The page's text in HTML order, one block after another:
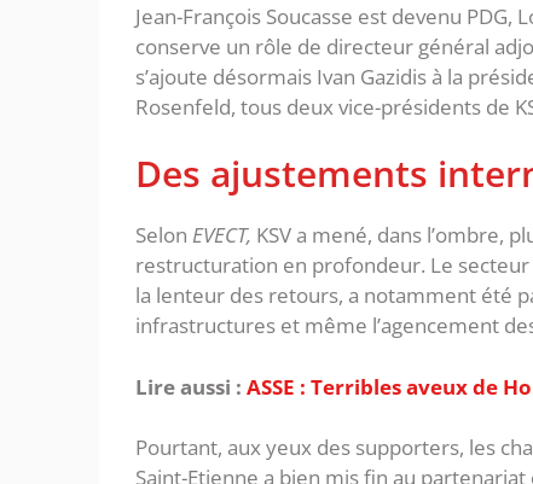
Jean-François Soucasse est devenu
conserve un rôle de directeur général
s’ajoute désormais Ivan Gazidis à la
Rosenfeld, tous deux vice-présidents de
Des ajustements
Selon EVECT, KSV a mené, dans l’ombre,
restructuration en profondeur. Le
la lenteur des retours, a notamment été
infrastructures et même l’agencement
Lire aussi : ASSE : Terribles aveux de
Pourtant, aux yeux des supporters, les
Saint-Etienne a bien mis fin au